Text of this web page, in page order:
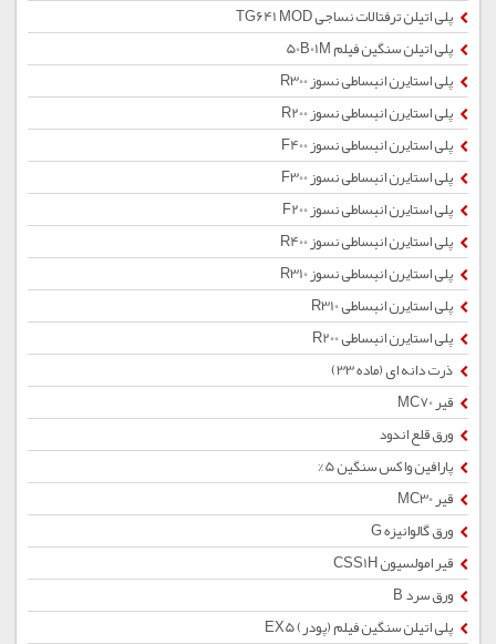
پلی اتیلن ترفتالات نساجی TG641 MOD
پلی اتیلن سنگین فیلم 50B01M
پلی استایرن انبساطی نسوز R300
پلی استایرن انبساطی نسوز R200
پلی استایرن انبساطی نسوز F400
پلی استایرن انبساطی نسوز F300
پلی استایرن انبساطی نسوز F200
پلی استایرن انبساطی نسوز R400
پلی استایرن انبساطی نسوز R310
پلی استایرن انبساطی R310
پلی استایرن انبساطی R200
ذرت دانه ای (ماده 33)
قیر MC70
ورق قلع اندود
پارافین واکس سنگین 5%
قیر MC30
ورق گالوانیزه G
قیر امولسیون CSS1H
ورق سرد B
پلی اتیلن سنگین فیلم (پودر) EX5